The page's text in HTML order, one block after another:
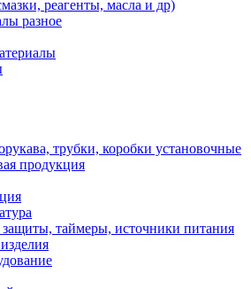
реагенты, масла и др)
разное
трубки, коробки установочные
продукция
таймеры, источники питания